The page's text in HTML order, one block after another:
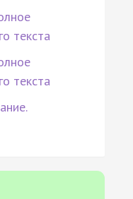
текста
текста